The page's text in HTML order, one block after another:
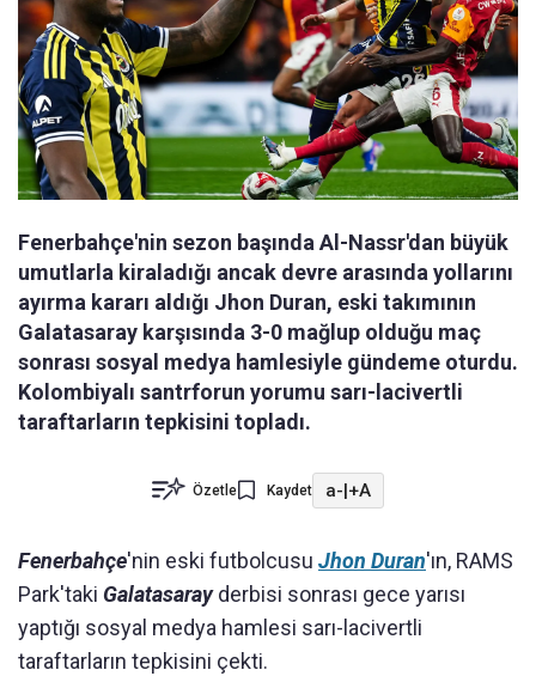
Fenerbahçe'nin sezon başında Al-Nassr'dan büyük
umutlarla kiraladığı ancak devre arasında yollarını
ayırma kararı aldığı Jhon Duran, eski takımının
Galatasaray karşısında 3-0 mağlup olduğu maç
sonrası sosyal medya hamlesiyle gündeme oturdu.
Kolombiyalı santrforun yorumu sarı-lacivertli
taraftarların tepkisini topladı.
Özetle Kaydet a-|+A
Fenerbahçe'nin eski futbolcusu Jhon Duran'ın, RAMS
Park'taki Galatasarayderbisi sonrası gece yarısı
yaptığı sosyal medya hamlesi sarı-lacivertli
taraftarların tepkisini çekti.